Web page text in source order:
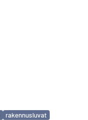
rakennusluvat